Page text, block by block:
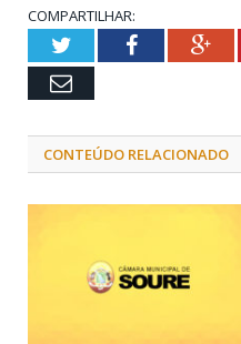
COMPARTILHAR:
TwitterFacebook
Email
CONTEÚDO RELACIONADO